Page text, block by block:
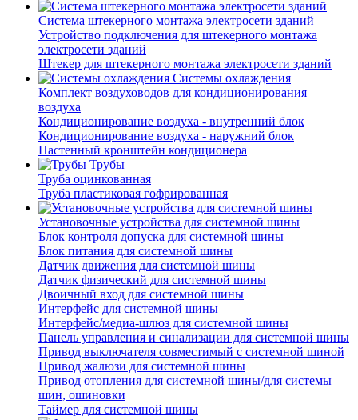
Система штекерного монтажа электросети зданий
Устройство подключения для штекерного монтажа
электросети зданий
Штекер для штекерного монтажа электросети зданий
Системы охлаждения
Комплект воздуховодов для кондиционирования
воздуха
Кондиционирование воздуха - внутренний блок
Кондиционирование воздуха - наружний блок
Настенный кронштейн кондиционера
Трубы
Труба оцинкованная
Труба пластиковая гофрированная
Установочные устройства для системной шины
Блок контроля допуска для системной шины
Блок питания для системной шины
Датчик движения для системной шины
Датчик физический для системной шины
Двоичный вход для системной шины
Интерфейс для системной шины
Интерфейс/медиа-шлюз для системной шины
Панель управления и синализации для системной шины
Привод выключателя совместимый с системной шиной
Привод жалюзи для системной шины
Привод отопления для системной шины/для системы
шин, ошиновки
Таймер для системной шины